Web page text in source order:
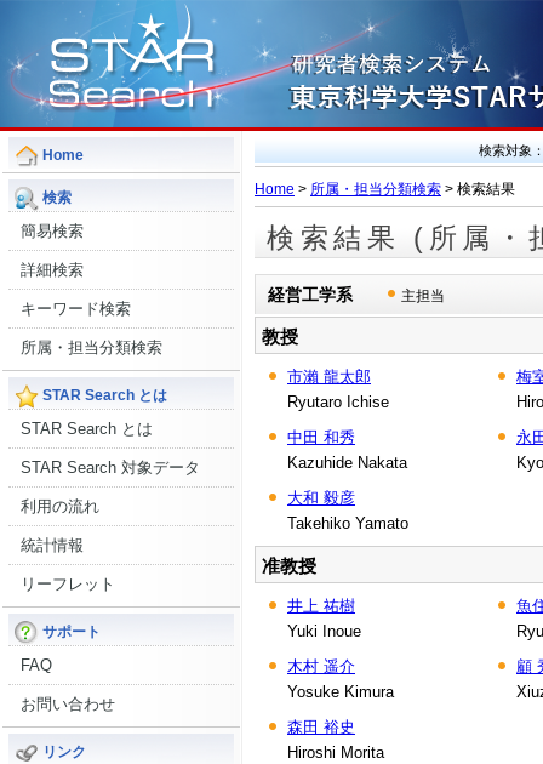
Home
検索
簡易検索
詳細検索
キーワード検索
所属・担当分類検索
STAR Search とは
STAR Search とは
STAR Search 対象データ
利用の流れ
統計情報
リーフレット
サポート
FAQ
お問い合わせ
リンク
検索対象
Home > 所属・担当分類検索 > 検索結果
検索結果 (所属・
経営工学系 主担当
教授
市瀨 龍太郎
Ryutaro Ichise
梅
中田 和秀
Kazuhide Nakata
永
大和 毅彦
Takehiko Yamato
准教授
井上 祐樹
Yuki Inoue
魚
木村 遥介
Yosuke Kimura
顧
森田 裕史
Hiroshi Morita